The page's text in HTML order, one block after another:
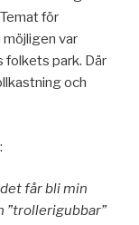
för
möjligen var
folkets park. Där
och
får bli min
”trollerigubbar”